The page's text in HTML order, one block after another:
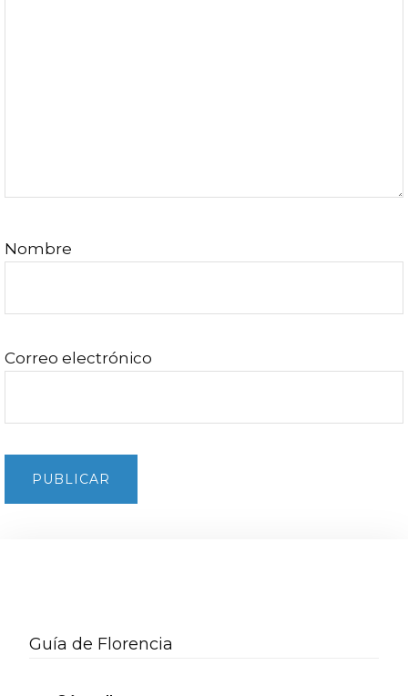
Nombre
Correo electrónico
lateral
Guía de Florencia